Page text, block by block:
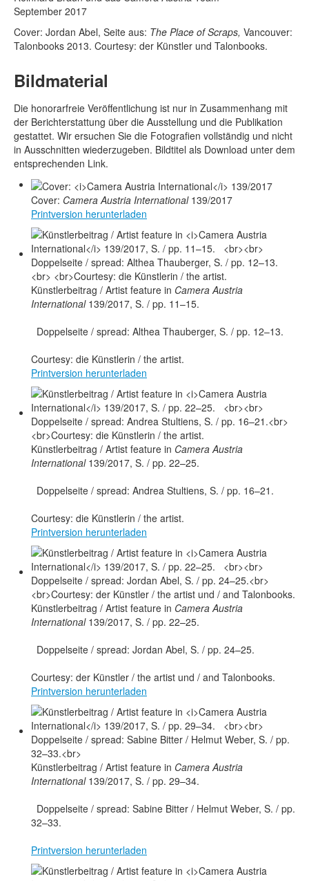
September 2017
Cover: Jordan Abel, Seite aus: The Place of Scraps, Vancouver:
Talonbooks 2013. Courtesy: der Künstler und Talonbooks.
Bildmaterial
Die honorarfreie Veröffentlichung ist nur in Zusammenhang mit
der Berichterstattung über die Ausstellung und die Publikation
gestattet. Wir ersuchen Sie die Fotografien vollständig und nicht
in Ausschnitten wiederzugeben. Bildtitel als Download unter dem
entsprechenden Link.
Cover: Camera Austria International139/2017
Printversion herunterladen
Künstlerbeitrag / Artist feature in Camera Austria
International139/2017, S. / pp. 11–15.
Doppelseite / spread: Althea Thauberger, S. / pp. 12–13.
Courtesy: die Künstlerin / the artist.
Printversion herunterladen
Künstlerbeitrag / Artist feature in Camera Austria
International139/2017, S. / pp. 22–25.
Doppelseite / spread: Andrea Stultiens, S. / pp. 16–21.
Courtesy: die Künstlerin / the artist.
Printversion herunterladen
Künstlerbeitrag / Artist feature in Camera Austria
International139/2017, S. / pp. 22–25.
Doppelseite / spread: Jordan Abel, S. / pp. 24–25.
Courtesy: der Künstler / the artist und / and Talonbooks.
Printversion herunterladen
Künstlerbeitrag / Artist feature in Camera Austria
International139/2017, S. / pp. 29–34.
Doppelseite / spread: Sabine Bitter / Helmut Weber, S. / pp.
32–33.
Printversion herunterladen